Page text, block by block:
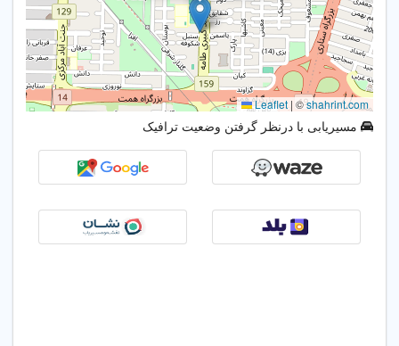
مسیریابی با درنظر گرفتن وضعیت ترافیک